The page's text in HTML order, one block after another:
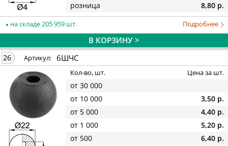
розница
8,80 р.
на складе 205 959 шт. Подробнее
В КОРЗИНУ >
26 Артикул: 6ШЧС
Кол-во, шт. Цена за шт.
от 30 000
от 10 000
3,50 р.
от 5 000
4,40 р.
от 1 000
5,20 р.
от 500
6,40 р.